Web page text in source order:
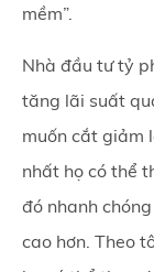
mềm”.
Nhà đầu tư tỷ
tăng lãi suất
muốn cắt giảm
nhất họ có thể
đó nhanh
cao hơn. Theo